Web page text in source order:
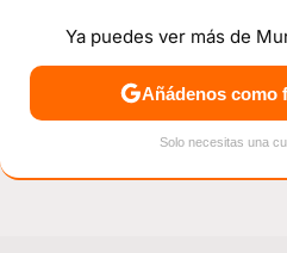
NOTICIAS MÓVILES
Ya puedes ver más de
Añádenos como
Solo necesitas una